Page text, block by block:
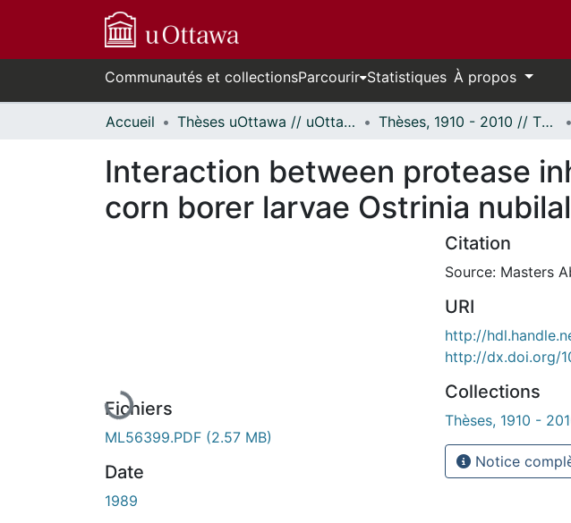
Communautés et collectionsParcourir Statistiques À propos
Accueil Thèses uOttawa // uOttawa Theses Thèses, 1910 - 2010 // Theses, 1910 - 2010
Interaction between protease
corn borer larvae Ostrinia
En cours de chargement...
Fichiers
ML56399.PDF (2.57 MB)
Date
1989
Citation
Source: Masters
URI
http://
http://dx.doi.org/
Collections
Thèses, 1910 -
Notice